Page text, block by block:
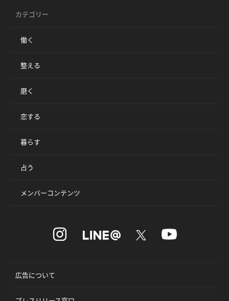
カテゴリー
働く
整える
磨く
恋する
暮らす
占う
メンバーコンテンツ
広告について